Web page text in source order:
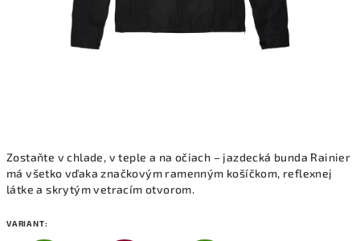
Zostaňte v chlade, v teple a na očiach – jazdecká bunda Rainier
má všetko vďaka značkovým ramenným košíčkom, reflexnej
látke a skrytým vetracím otvorom.
VARIANT: